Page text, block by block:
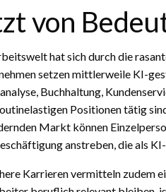
von
hat sich durch die
setzen mittlerweile KI-
Buchhaltung,
Positionen tätig
Markt können
anstreben, die als
Karrieren vermitteln zudem